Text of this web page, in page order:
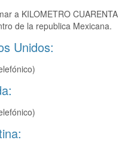
a KILOMETRO CUARENTA
de la republica Mexicana.
Unidos: